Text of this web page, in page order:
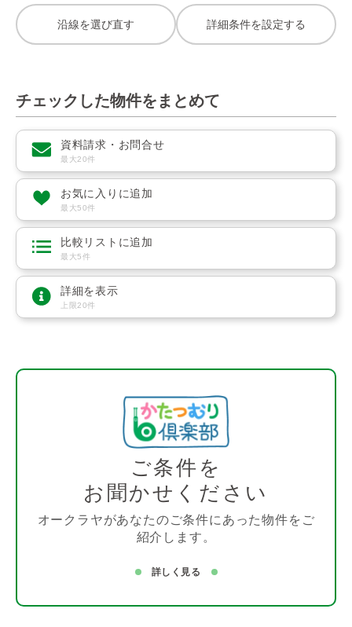
沿線を選び直す 詳細条件を設定する
チェックした物件をまとめて
資料請求・お問合せ
最大20件
お気に入りに追加
最大50件
比較リストに追加
最大5件
詳細を表示
上限20件
ご条件を
お聞かせください
オークラヤがあなたのご条件にあった物件をご
紹介します。
詳しく見る